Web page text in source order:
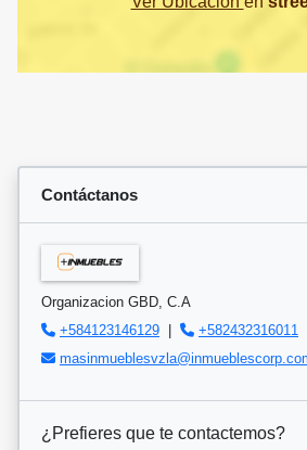
Contáctanos
Organizacion GBD, C.A
+584123146129 |
+582432316011
¿Prefieres que te contactemos?